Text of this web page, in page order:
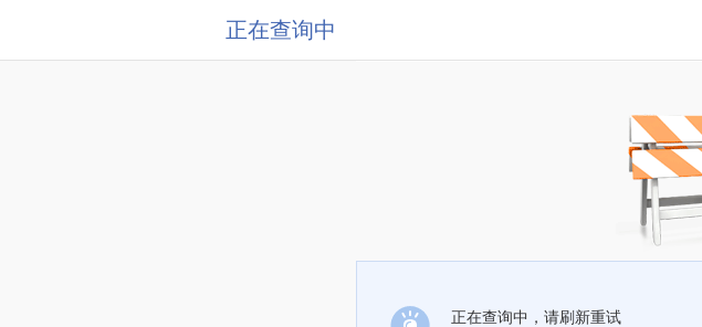
正在查询中
正在查询中，请刷新重试